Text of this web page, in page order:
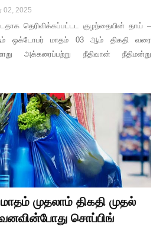
2025
தெரிவிக்கப்பட்டட குழந்தையின் தாய் –
ஒக்டோபர் மாதம் 03 ஆம் திகதி வரை
அக்கரைப்பற்று நீதிவான் நீதிமன்று
முதலாம் திகதி முதல்
சொப்பிங்